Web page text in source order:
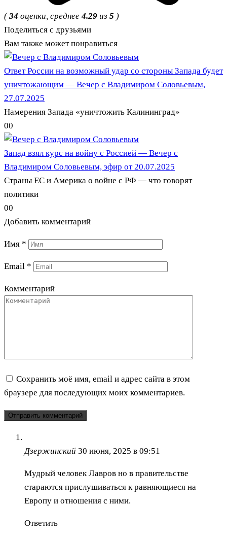
(34 оценки, среднее4.29 из 5 )
Поделиться с друзьями
Вам также может понравиться
Ответ России на возможный удар со стороны Запада будет
уничтожающим — Вечер с Владимиром Соловьевым,
27.07.2025
Намерения Запада «уничтожить Калининград»
00
Запад взял курс на войну с Россией — Вечер с
Владимиром Соловьевым, эфир от 20.07.2025
Страны ЕС и Америка о войне с РФ — что говорят
политики
00
Добавить комментарий
Имя *
Email *
Комментарий
Сохранить моё имя, email и адрес сайта в этом
браузере для последующих моих комментариев.
Дзержинский 30 июня, 2025 в 09:51
Мудрый человек Лавров но в правительстве
стараются прислушиваться к равняющиеся на
Европу и отношения с ними.
Ответить